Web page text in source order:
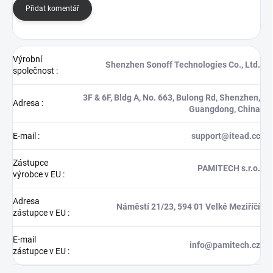
Přidat komentář
Výrobní
společnost :
Shenzhen Sonoff Technologies Co., Ltd.
Adresa :
3F & 6F, Bldg A, No. 663, Bulong Rd, Shenzhen,
Guangdong, China
E-mail : support@itead.cc
Zástupce
výrobce v EU :
PAMITECH s.r.o.
Adresa
zástupce v EU :
Náměstí 21/23, 594 01 Velké Meziříčí
E-mail
zástupce v EU :
info@pamitech.cz